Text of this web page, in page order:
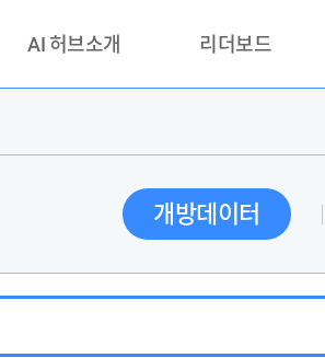
AI 허브소개
안심존이란?
리더보드
개방데이터